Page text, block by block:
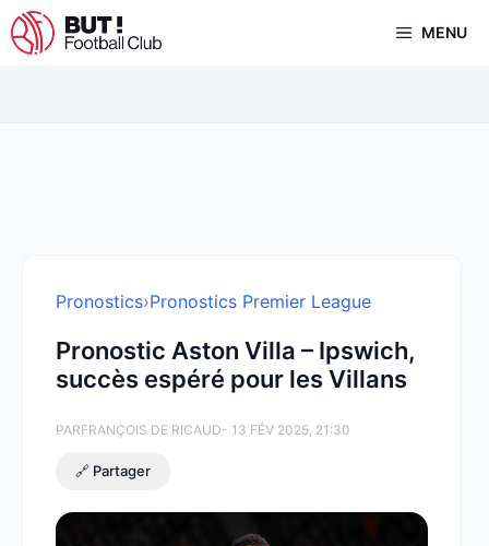
Aller
au
MENU
Pronostics›Pronostics Premier League
Pronostic Aston Villa – Ipswich,
succès espéré pour les Villans
PARFRANÇOIS DE RICAUD- 13 FÉV 2025, 21:30
🔗 Partager